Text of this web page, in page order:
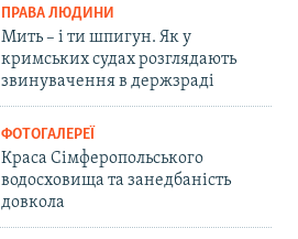
ПРАВА ЛЮДИНИ
Мить – і ти шпигун. Як у
кримських судах розглядають
звинувачення в держзраді
ФОТОГАЛЕРЕЇ
Краса Сімферопольського
водосховища та занедбаність
довкола